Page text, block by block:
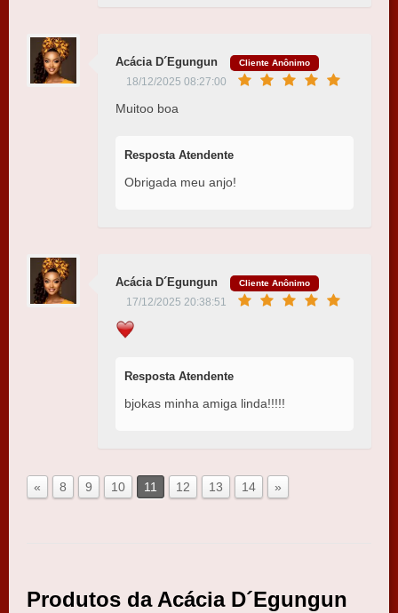
Acácia D´Egungun Cliente Anônimo
18/12/2025 08:27:00
Muitoo boa
Resposta Atendente
Obrigada meu anjo!
Acácia D´Egungun Cliente Anônimo
17/12/2025 20:38:51
Resposta Atendente
bjokas minha amiga linda!!!!!
« 8 9 10 11 12 13 14 »
Produtos da Acácia D´Egungun